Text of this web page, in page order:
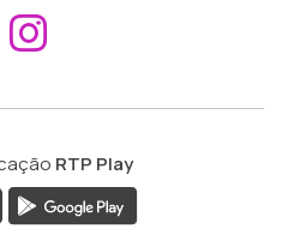
Aceder ao
RTP Play